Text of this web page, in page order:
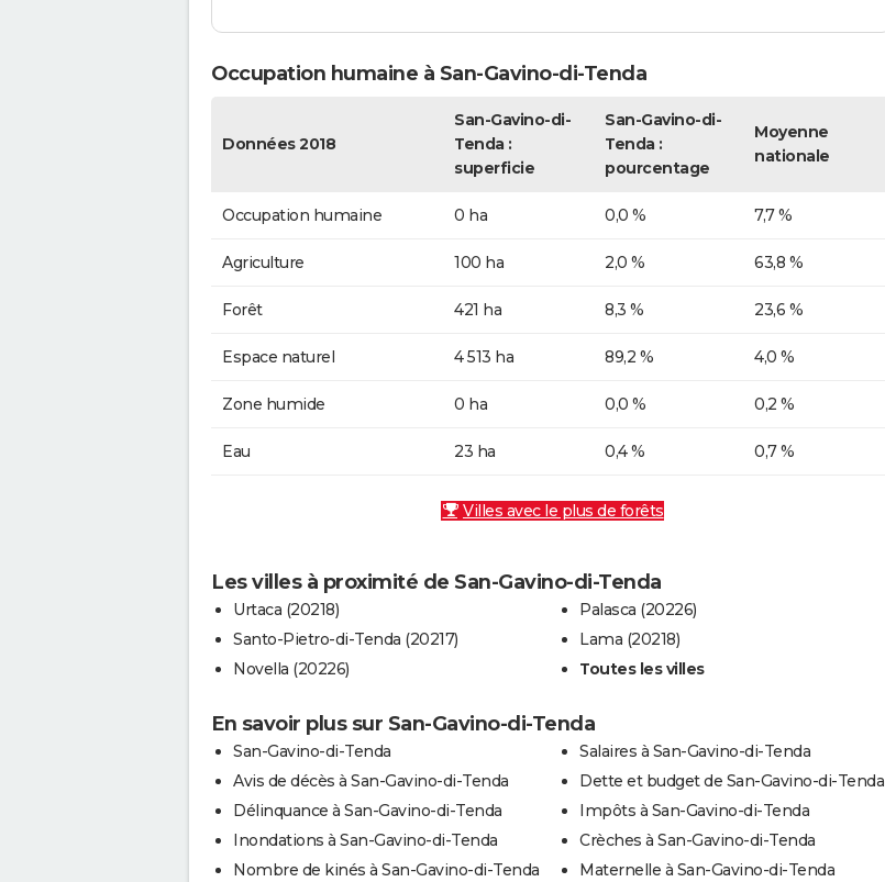
Occupation humaine à San-Gavino-di-Tenda
Données 2018
San-Gavino-di-
Tenda :
superficie
San-Gavino-di-
Tenda :
pourcentage
Moyenne
nationale
Occupation humaine 0 ha 0,0 % 7,7 %
Agriculture 100 ha 2,0 % 63,8 %
Forêt 421 ha 8,3 % 23,6 %
Espace naturel 4 513 ha 89,2 % 4,0 %
Zone humide 0 ha 0,0 % 0,2 %
Eau 23 ha 0,4 % 0,7 %
Villes avec le plus de forêts
Les villes à proximité de San-Gavino-di-Tenda
Urtaca (20218)
Santo-Pietro-di-Tenda (20217)
Novella (20226)
Palasca (20226)
Lama (20218)
Toutes les villes
En savoir plus sur San-Gavino-di-Tenda
San-Gavino-di-Tenda
Avis de décès à San-Gavino-di-Tenda
Délinquance à San-Gavino-di-Tenda
Inondations à San-Gavino-di-Tenda
Nombre de kinés à San-Gavino-di-Tenda
Salaires à San-Gavino-di-Tenda
Dette et budget de San-Gavino-di-Tenda
Impôts à San-Gavino-di-Tenda
Crèches à San-Gavino-di-Tenda
Maternelle à San-Gavino-di-Tenda